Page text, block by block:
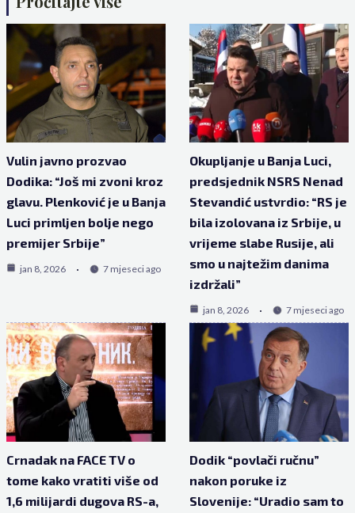
Vulin javno prozvao
Dodika: “Još mi zvoni kroz
glavu. Plenković je u Banja
Luci primljen bolje nego
premijer Srbije”
jan 8, 2026 7 mjeseci ago
Okupljanje u Banja Luci,
predsjednik NSRS Nenad
Stevandić ustvrdio: “RS je
bila izolovana iz Srbije, u
vrijeme slabe Rusije, ali
smo u najtežim danima
izdržali”
jan 8, 2026 7 mjeseci ago
Crnadak na FACE TV o
tome kako vratiti više od
1,6 milijardi dugova RS-a,
Dodik “povlači ručnu”
nakon poruke iz
Slovenije: “Uradio sam to